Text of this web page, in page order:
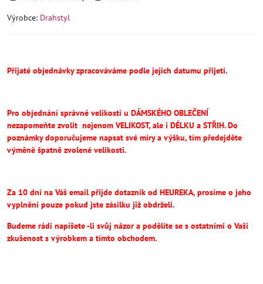
Výrobce: Drahstyl
Přijaté objednávky zpracováváme podle jejich datumu přijetí.
Pro objednání správné velikosti u DÁMSKÉHO OBLEČENÍ
nezapomeňte zvolit nejenom VELIKOST, ale i DÉLKU a STŘIH.Do
poznámky doporučujeme napsat své míry a výšku, tím předejděte
výměně špatně zvolené velikosti.
Za 10 dní na Váš email přijde dotazník od HEUREKA, prosíme o jeho
vyplnění pouze pokud jste zásilku již obdrželi.
Budeme rádi napíšete -li svůj názor a podělíte se s ostatními o Vaši
zkušenost s výrobkem a tímto obchodem.